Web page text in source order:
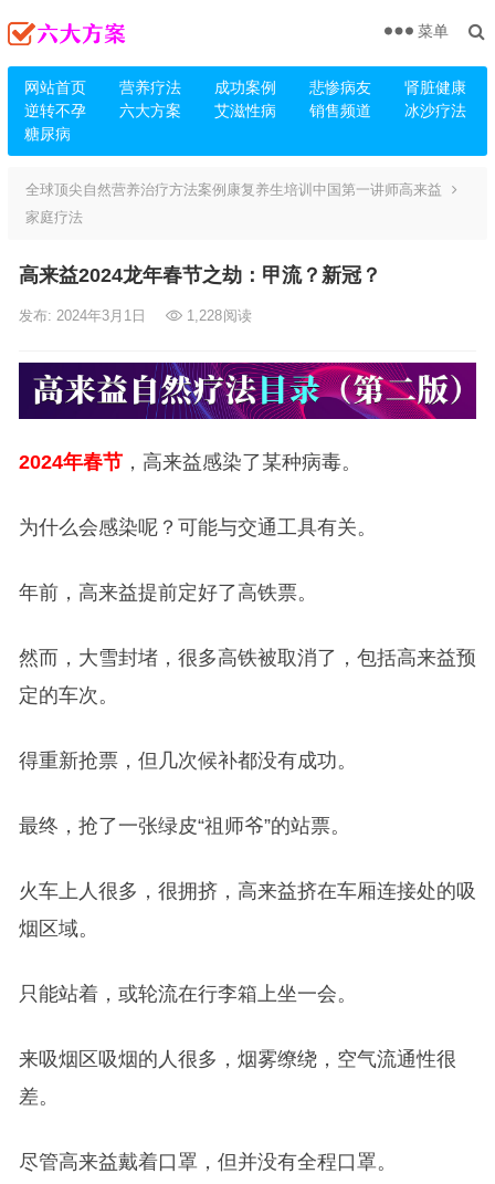
网站首页 营养疗法 成功案例 悲惨病友
肾脏健康
逆转不孕
六大方案 艾滋性病 销售频道
冰沙疗法
糖尿病
菜单
全球顶尖自然营养治疗方法案例康复养生培训中国第一讲师高来益
家庭疗法
高来益2024龙年春节之劫：甲流？新冠？
发布: 2024年3月1日 1,228阅读
2024年春节，高来益感染了某种病毒。
为什么会感染呢？可能与交通工具有关。
年前，高来益提前定好了高铁票。
然而，大雪封堵，很多高铁被取消了，包括高来益预
定的车次。
得重新抢票，但几次候补都没有成功。
最终，抢了一张绿皮“祖师爷”的站票。
火车上人很多，很拥挤，高来益挤在车厢连接处的吸
烟区域。
只能站着，或轮流在行李箱上坐一会。
来吸烟区吸烟的人很多，烟雾缭绕，空气流通性很
差。
尽管高来益戴着口罩，但并没有全程口罩。